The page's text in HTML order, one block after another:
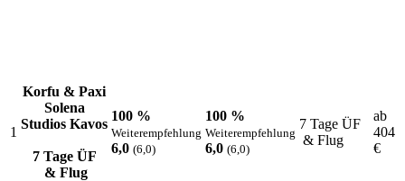
1
Korfu & Paxi
Solena
Studios Kavos
7 Tage ÜF
& Flug
100 %
Weiterempfehlung
6,0 (6,0)
100 %
Weiterempfehlung
6,0 (6,0)
7 Tage ÜF
& Flug
ab
404
€